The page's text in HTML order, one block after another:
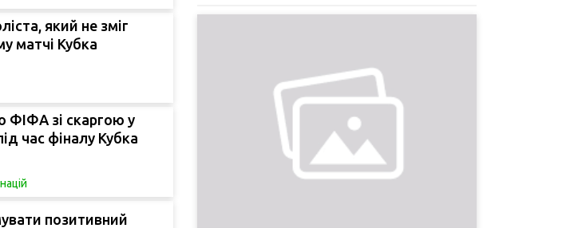
який не зміг
матчі Кубка
ФІФА зі скаргою у
час фіналу Кубка
позитивний